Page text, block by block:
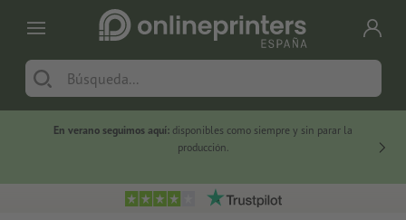
En verano seguimos aquí: disponibles como siempre y sin parar la
producción.